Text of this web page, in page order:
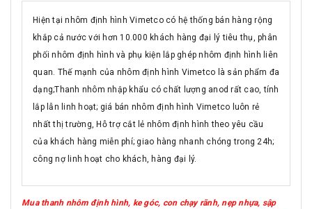
Hiện tại nhôm định hình Vimetco có hệ thống bán hàng rộng
khắp cả nước với hơn 10.000 khách hàng đại lý tiêu thụ, phân
phối nhôm định hình và phụ kiện lắp ghép nhôm định hình liên
quan. Thế mạnh của nhôm định hình Vimetco là sản phẩm đa
dạng;Thanh nhôm nhập khẩu có chất lượng anod rất cao, tính
lắp lẫn linh hoạt; giá bán nhôm định hình Vimetco luôn rẻ
nhất thị trường, Hỗ trợ cắt lẻ nhôm định hình theo yêu cầu
của khách hàng miễn phí; giao hàng nhanh chóng trong 24h;
công nợ linh hoạt cho khách, hàng đại lý.
Mua thanh nhôm định hình, ke góc, con chạy rãnh, nẹp nhựa, sập